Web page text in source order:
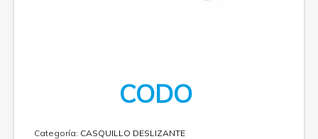
CODO
Categoría: CASQUILLO DESLIZANTE